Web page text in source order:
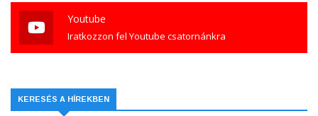
Youtube
Iratkozzon fel Youtube csatornánkra
KERESÉS A HÍREKBEN